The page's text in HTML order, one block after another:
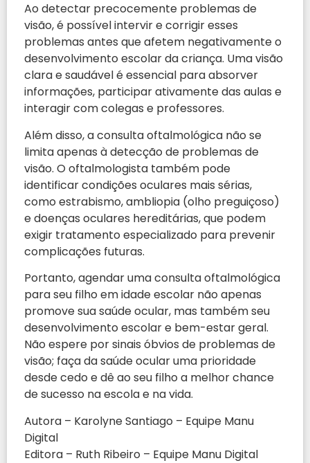
Ao detectar precocemente problemas de
visão, é possível intervir e corrigir esses
problemas antes que afetem negativamente o
desenvolvimento escolar da criança. Uma visão
clara e saudável é essencial para absorver
informações, participar ativamente das aulas e
interagir com colegas e professores.
Além disso, a consulta oftalmológica não se
limita apenas à detecção de problemas de
visão. O oftalmologista também pode
identificar condições oculares mais sérias,
como estrabismo, ambliopia (olho preguiçoso)
e doenças oculares hereditárias, que podem
exigir tratamento especializado para prevenir
complicações futuras.
Portanto, agendar uma consulta oftalmológica
para seu filho em idade escolar não apenas
promove sua saúde ocular, mas também seu
desenvolvimento escolar e bem-estar geral.
Não espere por sinais óbvios de problemas de
visão; faça da saúde ocular uma prioridade
desde cedo e dê ao seu filho a melhor chance
de sucesso na escola e na vida.
Autora – Karolyne Santiago – Equipe Manu
Digital
Editora – Ruth Ribeiro – Equipe Manu Digital